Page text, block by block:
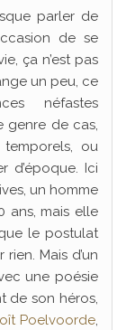
parler de
de se
ça n’est pas
un peu, ce
néfastes
genre de cas,
ou
d’époque. Ici
un homme
ans, mais elle
le postulat
Mais d’un
une poésie
de son héros,
Poelvoorde,